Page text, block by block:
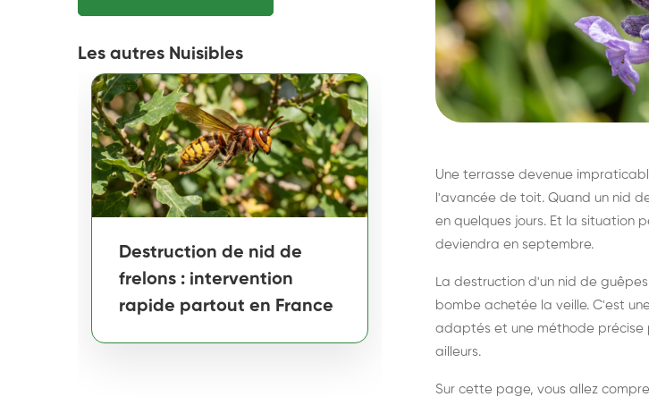
Les autres Nuisibles
Destruction de nid de
frelons : intervention
rapide partout en France
Destruction de nid de
frelons asiatiques :
intervention partout en
France
Une terrasse devenue
l'avancée de toit. Quand un nid
en quelques jours. Et la situation
deviendra en septembre.
La destruction d'un nid de
bombe achetée la veille. C'est
adaptés et une méthode précise
ailleurs.
Sur cette page, vous allez